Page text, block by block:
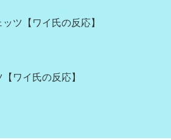
ツ【ワイ氏の反応】
ワイ氏の反応】